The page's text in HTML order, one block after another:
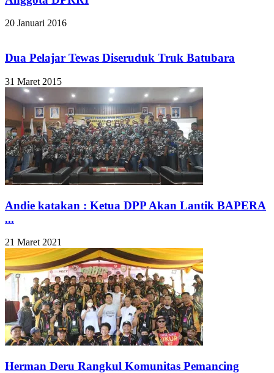
20 Januari 2016
Dua Pelajar Tewas Diseruduk Truk Batubara
31 Maret 2015
Andie katakan : Ketua DPP Akan Lantik BAPERA
...
21 Maret 2021
Herman Deru Rangkul Komunitas Pemancing